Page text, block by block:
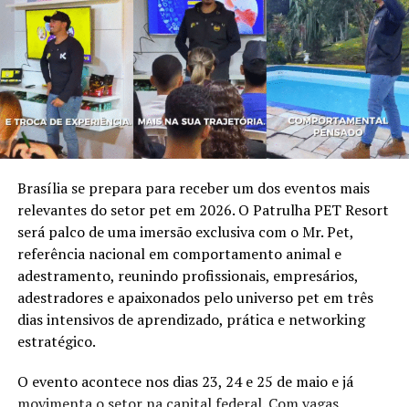
Brasília se prepara para receber um dos eventos mais
relevantes do setor pet em 2026. O Patrulha PET Resort
será palco de uma imersão exclusiva com o Mr. Pet,
referência nacional em comportamento animal e
adestramento, reunindo profissionais, empresários,
adestradores e apaixonados pelo universo pet em três
dias intensivos de aprendizado, prática e networking
estratégico.
O evento acontece nos dias 23, 24 e 25 de maio e já